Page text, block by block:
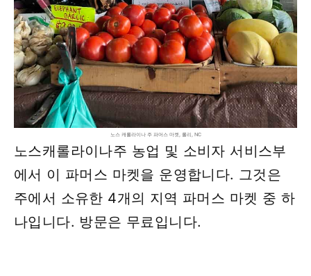
노스 캐롤라이나 주 파머스 마켓, 롤리, NC
노스캐롤라이나주 농업 및 소비자 서비스부
에서 이 파머스 마켓을 운영합니다. 그것은
주에서 소유한 4개의 지역 파머스 마켓 중 하
나입니다. 방문은 무료입니다.